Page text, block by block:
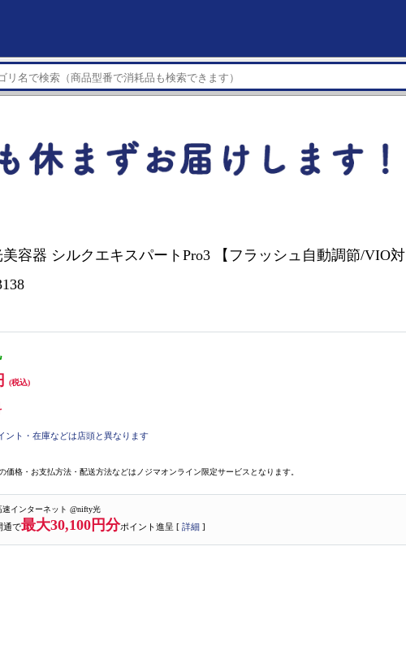
容器 シルクエキスパートPro3 【フラッシュ自動調節/VIO対
(税込)
ント・在庫などは店頭と異なります
価格・お支払方法・配送方法などはノジマオンライン限定サービスとなります。
速インターネット @nifty光
通で最大30,100円分ポイント進呈 [ 詳細 ]